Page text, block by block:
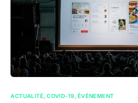
ACTUALITÉ,COVID-19, ÉVÉNEMENT